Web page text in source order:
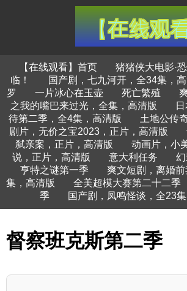
【在线观看】首页 猪猪侠大电影·
临！
国产剧，七九河开，全34集，
罗
一片冰心在玉壶 死亡繁殖
之我的嘴巴来过光，全集，高清版
待第二季，全4集，高清版
土地公传
剧片，无价之宝2023，正片，高清版
弑亲案，正片，高清版
动画片，小
说，正片，高清版
意大利任务
亨特之谜第一季
爽文短剧，离婚
集，高清版
全美超模大赛第二十二季
季
国产剧，凤鸣怪谈，全23
督察班克斯第二季